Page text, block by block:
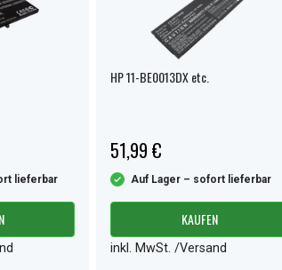
lieferbar
HP 11-BE0013DX etc.
51,99 €
Auf Lager – sofort lieferbar
KAUFEN
inkl. MwSt. /Versand